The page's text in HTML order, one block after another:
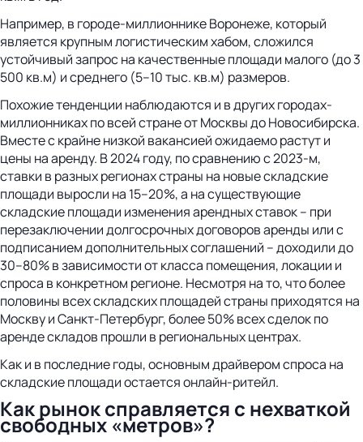
Например, в городе-миллионнике Воронеже, который
является крупным логистическим хабом, сложился
устойчивый запрос на качественные площади малого (до 3
500 кв.м) и среднего (5–10 тыс. кв.м) размеров.
Похожие тенденции наблюдаются и в других городах-
миллионниках по всей стране от Москвы до Новосибирска.
Вместе с крайне низкой вакансией ожидаемо растут и
цены на аренду. В 2024 году, по сравнению с 2023-м,
ставки в разных регионах страны на новые складские
площади выросли на 15–20%, а на существующие
складские площади изменения арендных ставок – при
перезаключении долгосрочных договоров аренды или с
подписанием дополнительных соглашений – доходили до
30–80% в зависимости от класса помещения, локации и
спроса в конкретном регионе. Несмотря на то, что более
половины всех складских площадей страны приходятся на
Москву и Санкт-Петербург, более 50% всех сделок по
аренде складов прошли в региональных центрах.
Как и в последние годы, основным драйвером спроса на
складские площади остается онлайн-ритейл.
Как рынок справляется с нехваткой
свободных «метров»?